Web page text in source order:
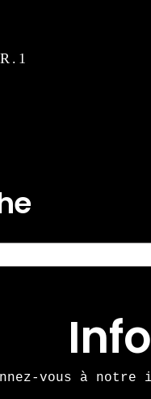
. 1
vous à